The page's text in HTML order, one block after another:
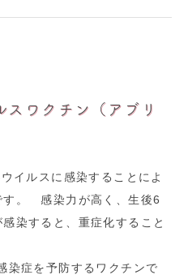
ワクチン（アブリ
イルスに感染することによ
す。 感染力が高く、生後6
染すると、重症化すること
染症を予防するワクチンで